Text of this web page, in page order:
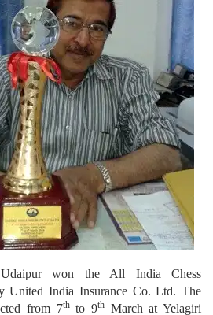
won the All India Chess
United India Insurance Co. Ltd. The
from 7thto 9th March at Yelagiri